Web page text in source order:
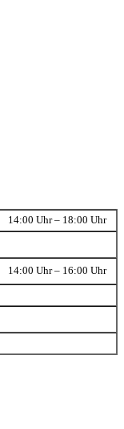
14:00 Uhr – 18:00 Uhr
14:00 Uhr – 16:00 Uhr